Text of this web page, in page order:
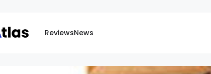
ReviewsNews